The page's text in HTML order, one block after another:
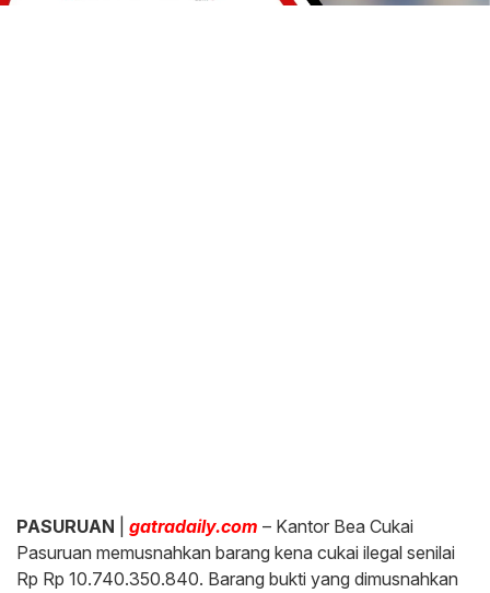
PASURUAN gatradaily.com – Kantor Bea Cukai
Pasuruan memusnahkan barang kena cukai ilegal senilai
Rp Rp 10.740.350.840. Barang bukti yang dimusnahkan